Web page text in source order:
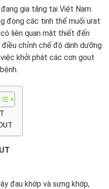
gia tăng tại Việt Nam.
đọng các tinh thể muối urat
liên quan mật thiết đến
chỉnh chế độ dinh dưỡng
khởi phát các cơn gout
đau khớp và sưng khớp,